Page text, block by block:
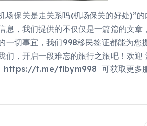
保关是走关系吗(机场保关的好处)”的
息，我们提供的不仅仅是一篇篇的文章
一切事宜，我们998移民签证都能为您
们，开启一段难忘的旅行之旅吧！欢
https://t.me/flbym998 可获取更多服